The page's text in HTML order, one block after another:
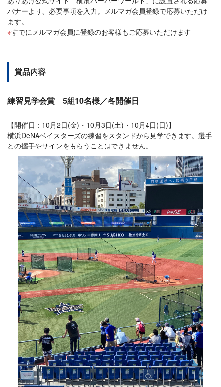
バナーより、必要事項を入力。メルマガ会員登録で応募いただけ
ます。
すでにメルマガ会員に登録のお客様もご応募いただけます
賞品内容
練習見学会賞 5組10名様／各開催日
【開催日：10月2日(金)・10月3日(土)・10月4日(日)】
横浜DeNAベイスターズの練習をスタンドから見学できます。選手
との握手やサインをもらうことはできません。